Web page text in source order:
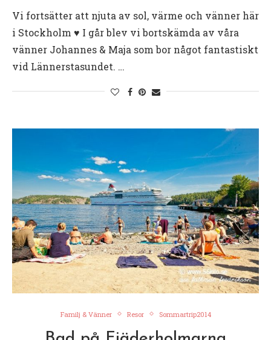
Vi fortsätter att njuta av sol, värme och vänner här
i Stockholm ♥︎ I går blev vi bortskämda av våra
vänner Johannes & Maja som bor något fantastiskt
vid Lännerstasundet. …
Familj & Vänner Resor Sommartrip2014